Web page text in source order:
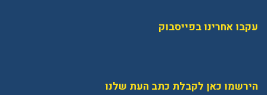
עקבו אחרינו בפייסבוק
הירשמו כאן לקבלת כתב העת שלנו